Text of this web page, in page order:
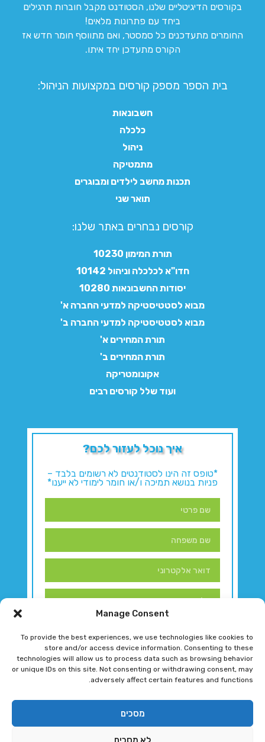
Manage Consent
To provide the best experiences, we use technologies like cookies to
store and/or access device information. Consenting to these
technologies will allow us to process data such as browsing behavior
or unique IDs on this site. Not consenting or withdrawing consent, may
adversely affect certain features and functions.
מסכים
בקורסים הדיגיטליים שלנו, הסטודנט מקבל חוברות תרגילים
ביחד עם פתרונות מלאים!
החומרים מתעדכנים כל סמסטר, ואם מתווסף חומר חדש אז
הקורס מתעדכן יחד איתו.
בית הספר מספק קורסים במקצועות הניהול:
חשבונאות
כלכלה
ניהול
מתמטיקה
תכנות מחשב לילדים ומבוגרים
תואר שני
קורסים נבחרים באתר שלנו:​
תורת המימון 10230
חדו"א לכלכלה וניהול 10142
יסודות החשבונאות 10280
מבוא לסטטיסטיקה למדעי החברה א'
מבוא לסטטיסטיקה למדעי החברה ב'
תורת המחירים א'
תורת המחירים ב'
אקונומטריקה
ועוד שלל קורסים רבים
איך נוכל לעזור לכם?
*טופס זה הינו לסטודנטים לא רשומים בלבד –
פניות בנושא תמיכה ו/או חומר לימודי לא ייענו*